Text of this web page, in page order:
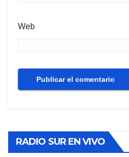
Web
RADIO SUR EN VIVO